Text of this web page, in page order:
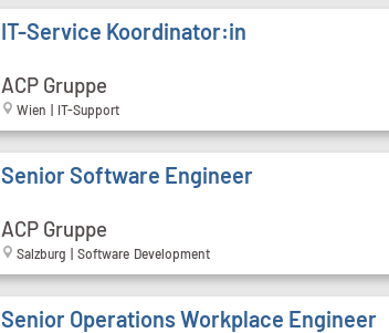
IT-Service Koordinator:in
ACP Gruppe
Wien | IT-Support
Senior Software Engineer
ACP Gruppe
Salzburg | Software Development
Senior Operations Workplace Engineer